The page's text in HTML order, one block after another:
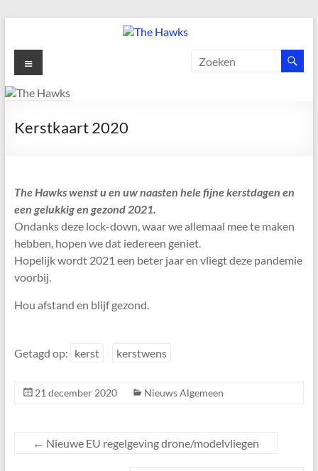
de
inhoud
The
Hawks
gezelligste
Menu
Kerstkaart 2020
The Hawks wenst u en uw naasten hele fijne kerstdagen en
een gelukkig en gezond 2021.
Ondanks deze lock-down, waar we allemaal mee te maken
hebben, hopen we dat iedereen geniet.
Hopelijk wordt 2021 een beter jaar en vliegt deze pandemie
voorbij.
Hou afstand en blijf gezond.
Getagd op: kerst kerstwens
21 december 2020 Nieuws Algemeen
← Nieuwe EU regelgeving drone/modelvliegen